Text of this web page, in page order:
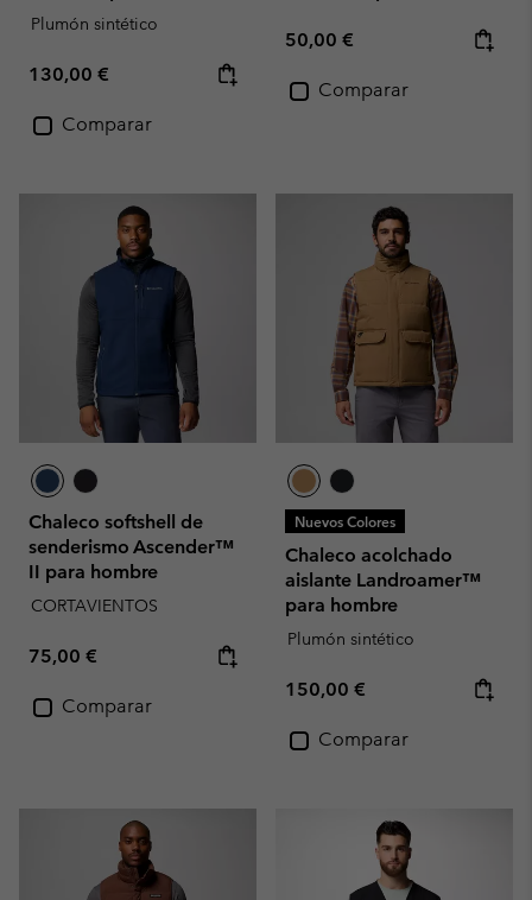
Plumón sintético
Regular price:
130,00 €
Comparar
Regular price:
50,00 €
Comparar
Chaleco softshell de
senderismo Ascender™
II para hombre
CORTAVIENTOS
Regular price:
75,00 €
Comparar
Nuevos Colores
Chaleco acolchado
aislante Landroamer™
para hombre
Plumón sintético
Regular price:
150,00 €
Comparar